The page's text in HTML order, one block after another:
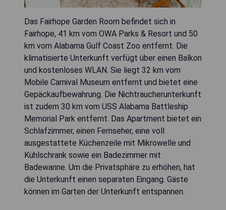
Das Fairhope Garden Room befindet sich in
Fairhope, 41 km vom OWA Parks & Resort und 50
km vom Alabama Gulf Coast Zoo entfernt. Die
klimatisierte Unterkunft verfügt über einen Balkon
und kostenloses WLAN. Sie liegt 32 km vom
Mobile Carnival Museum entfernt und bietet eine
Gepäckaufbewahrung. Die Nichtraucherunterkunft
ist zudem 30 km vom USS Alabama Battleship
Memorial Park entfernt. Das Apartment bietet ein
Schlafzimmer, einen Fernseher, eine voll
ausgestattete Küchenzeile mit Mikrowelle und
Kühlschrank sowie ein Badezimmer mit
Badewanne. Um die Privatsphäre zu erhöhen, hat
die Unterkunft einen separaten Eingang. Gäste
können im Garten der Unterkunft entspannen.